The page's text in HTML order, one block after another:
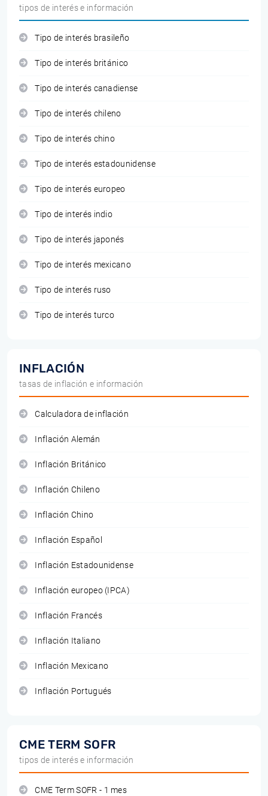
tipos de interés e información
Tipo de interés brasileño
Tipo de interés británico
Tipo de interés canadiense
Tipo de interés chileno
Tipo de interés chino
Tipo de interés estadounidense
Tipo de interés europeo
Tipo de interés indio
Tipo de interés japonés
Tipo de interés mexicano
Tipo de interés ruso
Tipo de interés turco
INFLACIÓN
tasas de inflación e información
Calculadora de inflación
Inflación Alemán
Inflación Británico
Inflación Chileno
Inflación Chino
Inflación Español
Inflación Estadounidense
Inflación europeo (IPCA)
Inflación Francés
Inflación Italiano
Inflación Mexicano
Inflación Portugués
CME TERM SOFR
tipos de interés e información
CME Term SOFR - 1 mes